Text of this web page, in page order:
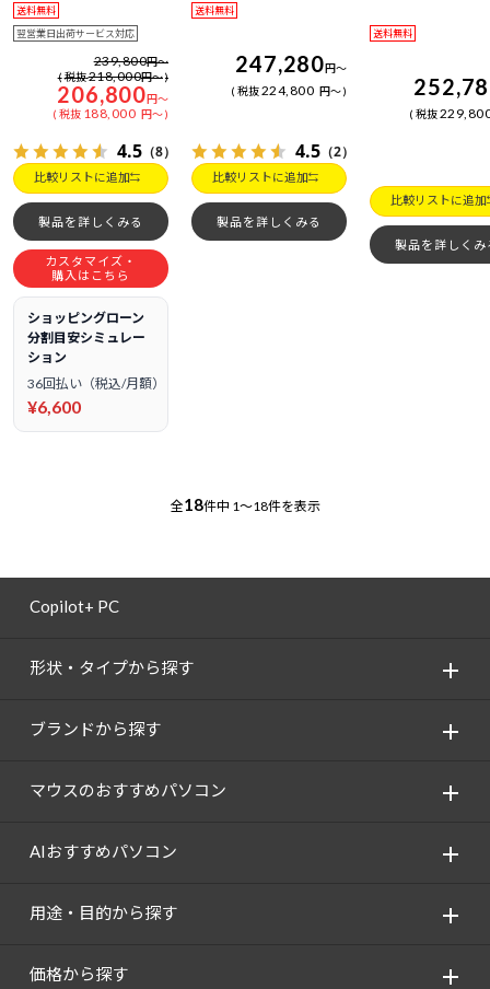
送料無料
翌営業日出荷サービス対応
239,800円～
税抜218,000円～
206,800円～
税抜 188,000 円～
4.5 （8）
比較リストに追加
製品を詳しくみる
カスタマイズ・
購入はこちら
ショッピングローン
分割目安シミュレー
ション
36回払い（税込/月額）
¥6,600
送料無料
247,280円～
税抜224,800 円～
4.5 （2）
比較リストに追加
製品を詳しくみる
送料無料
税抜
比較リストに追加
製品を詳しくみ
全18件中 1～18件を表示
Copilot+ PC
形状・タイプから探す
ブランドから探す
マウスのおすすめパソコン
AIおすすめパソコン
用途・目的から探す
価格から探す